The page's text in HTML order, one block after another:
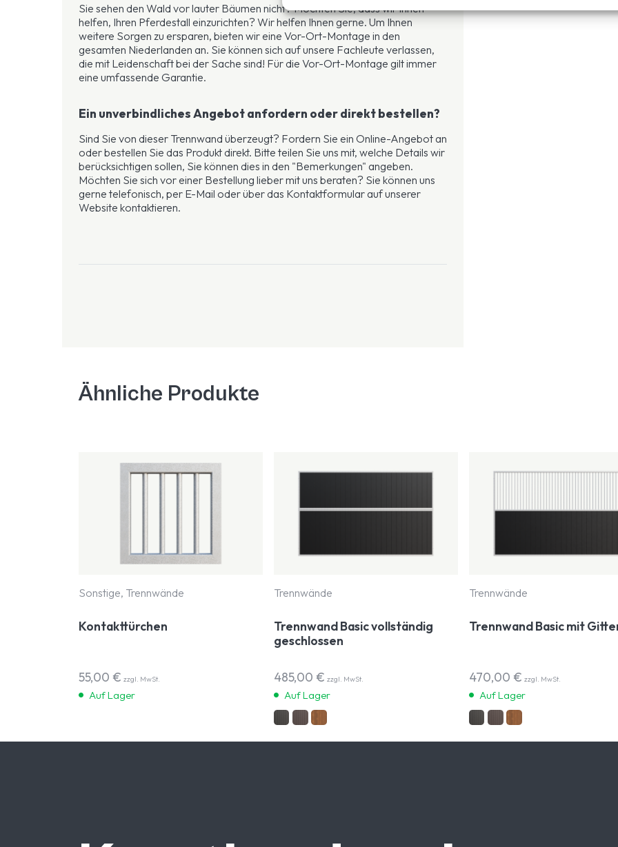
Sie sehen den Wald vor lauter Bäumen nicht? Möchten Sie, dass wir Ihnen
helfen, Ihren Pferdestall einzurichten? Wir helfen Ihnen gerne. Um Ihnen
weitere Sorgen zu ersparen, bieten wir eine Vor-Ort-Montage in den
gesamten Niederlanden an. Sie können sich auf unsere Fachleute verlassen,
die mit Leidenschaft bei der Sache sind! Für die Vor-Ort-Montage gilt immer
eine umfassende Garantie.
Ein unverbindliches Angebot anfordern oder direkt bestellen?
Sind Sie von dieser Trennwand überzeugt? Fordern Sie ein Online-Angebot an
oder bestellen Sie das Produkt direkt. Bitte teilen Sie uns mit, welche Details wir
berücksichtigen sollen, Sie können dies in den "Bemerkungen" angeben.
Möchten Sie sich vor einer Bestellung lieber mit uns beraten? Sie können uns
gerne telefonisch, per E-Mail oder über das Kontaktformular auf unserer
Website kontaktieren.
Ähnliche Produkte
Sonstige, Trennwände
Kontakttürchen
55,00 € zzgl. MwSt.
Auf Lager
Trennwände
Trennwand Basic vollständig
geschlossen
485,00 € zzgl. MwSt.
Auf Lager
Trennwände
Trennwand Basic mit
470,00 € zzgl. MwSt.
Auf Lager